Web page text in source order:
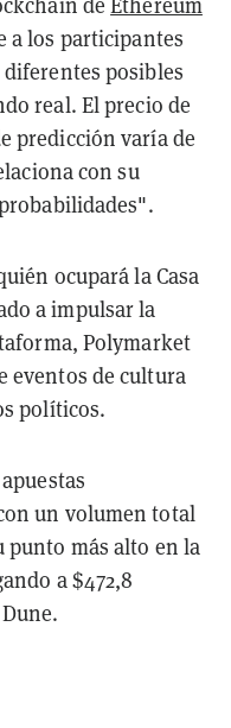
a los participantes
posibles
real. El precio de
predicción varía de
con su
ocupará la Casa
a impulsar la
Polymarket
eventos de cultura
políticos.
un volumen total
punto más alto en la
a $472,8